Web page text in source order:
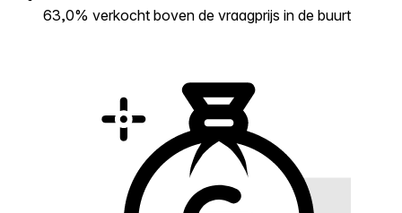
63,0% verkocht boven de vraagprijs in de buurt